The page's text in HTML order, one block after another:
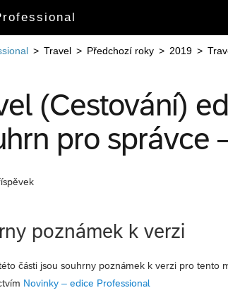
> Travel > Předchozí roky > 2019 >
(Cestování)
pro správce
poznámek k verzi
části jsou souhrny poznámek k verzi pro tento
Novinky – edice Professional